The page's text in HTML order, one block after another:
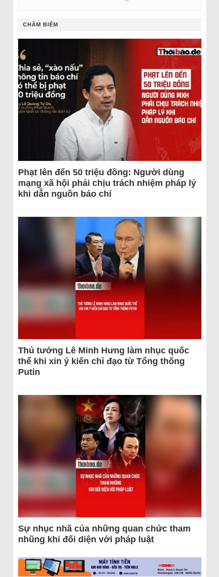
CHÂM BIẾM
Phạt lên đến 50 triệu đồng: Người dùng
mạng xã hội phải chịu trách nhiệm pháp lý
khi dẫn nguồn báo chí
Thủ tướng Lê Minh Hưng làm nhục quốc
thể khi xin ý kiến chỉ đạo từ Tổng thống
Putin
Sự nhục nhã của những quan chức tham
nhũng khi đối diện với pháp luật